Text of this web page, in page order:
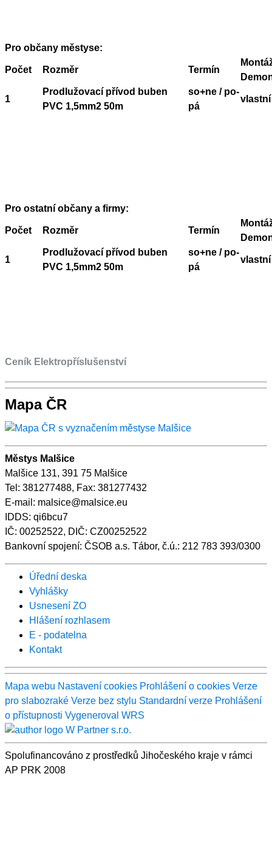
Ceník Elektropříslušenství
Pro občany městyse:
Počet Rozměr Termín
1
Prodlužovací přívod buben
PVC 1,5mm2 50m
so+ne / po-
pá
vlastní
Pro ostatní občany a firmy:
Počet Rozměr Termín
1
Prodlužovací přívod buben
PVC 1,5mm2 50m
so+ne / po-
pá
vlastní
Mapa ČR
Městys Malšice
Malšice 131, 391 75 Malšice
Tel: 381277488, Fax: 381277432
E-mail: malsice@malsice.eu
IDDS: qi6bcu7
IČ: 00252522, DIČ: CZ00252522
Bankovní spojení: ČSOB a.s. Tábor, č.ú.: 212 783 393/0300
Úřední deska
Vyhlášky
Usnesení ZO
Hlášení rozhlasem
E - podatelna
Kontakt
Mapa webu Nastavení cookies Prohlášení o cookies Verze
pro slabozraké Verze bez stylu Standardní verze Prohlášení
o přístupnosti Vygeneroval WRS
Spolufinancováno z prostředků Jihočeského kraje v rámci
AP PRK 2008